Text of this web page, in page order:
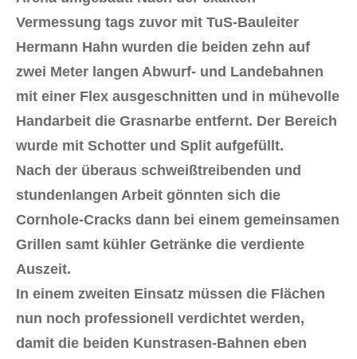
Vermessung tags zuvor mit TuS-Bauleiter
Hermann Hahn wurden die beiden zehn auf
zwei Meter langen Abwurf- und Landebahnen
mit einer Flex ausgeschnitten und in mühevolle
Handarbeit die Grasnarbe entfernt. Der Bereich
wurde mit Schotter und Split aufgefüllt.
Nach der überaus schweißtreibenden und
stundenlangen Arbeit gönnten sich die
Cornhole-Cracks dann bei einem gemeinsamen
Grillen samt kühler Getränke die verdiente
Auszeit.
In einem zweiten Einsatz müssen die Flächen
nun noch professionell verdichtet werden,
damit die beiden Kunstrasen-Bahnen eben